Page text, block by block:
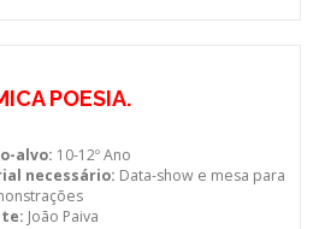
POESIA.
alvo: 10-12º Ano
necessário: Data-show e mesa para
João Paiva